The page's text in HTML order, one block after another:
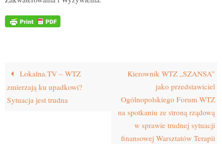
Lokalna.TV – WTZ
zmierzają ku upadkowi?
Sytuacja jest trudna
Kierownik WTZ „SZANSA”
jako przedstawiciel
Ogólnopolskiego Forum WTZ
na spotkaniu ze stroną rządową
w sprawie trudnej sytuacji
finansowej Warsztatów Terapii